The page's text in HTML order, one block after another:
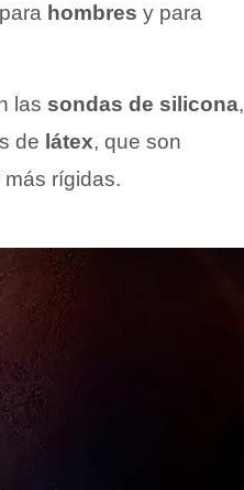
hombres y para
las sondas de silicona,
de látex, que son
rígidas.